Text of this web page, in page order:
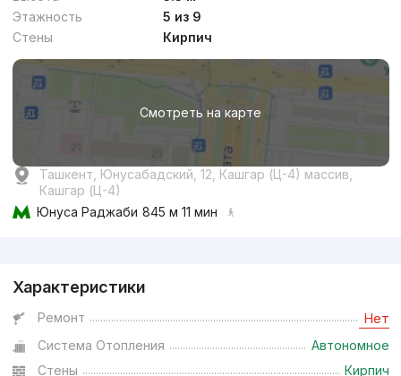
Этажность
5 из 9
Стены
Кирпич
Смотреть на карте
Ташкент, Юнусабадский, 12, Кашгар (Ц-4) массив,
Кашгар (Ц-4)
Юнуса Раджаби 845 м 11 мин
Характеристики
Ремонт Нет
Система Отопления
Автономное
Стены
Кирпич